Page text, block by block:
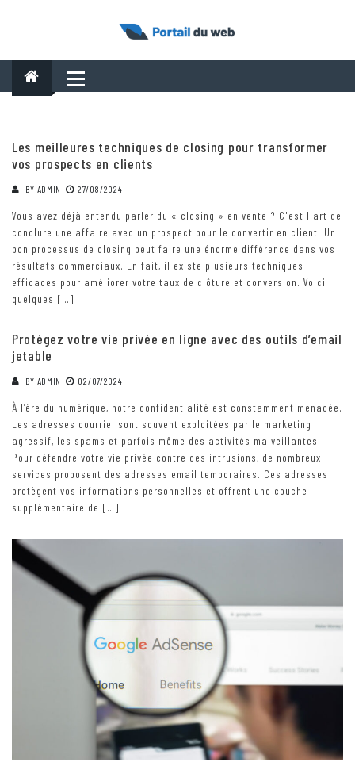
Les meilleures techniques de closing pour transformer
vos prospects en clients
BY ADMIN 27/08/2024
Vous avez déjà entendu parler du « closing » en vente ? C'est l'art de
conclure une affaire avec un prospect pour le convertir en client. Un
bon processus de closing peut faire une énorme différence dans vos
résultats commerciaux. En fait, il existe plusieurs techniques
efficaces pour améliorer votre taux de clôture et conversion. Voici
quelques […]
Protégez votre vie privée en ligne avec des outils d’email
jetable
BY ADMIN 02/07/2024
À l’ère du numérique, notre confidentialité est constamment menacée.
Les adresses courriel sont souvent exploitées par le marketing
agressif, les spams et parfois même des activités malveillantes.
Pour défendre votre vie privée contre ces intrusions, de nombreux
services proposent des adresses email temporaires. Ces adresses
protègent vos informations personnelles et offrent une couche
supplémentaire de […]